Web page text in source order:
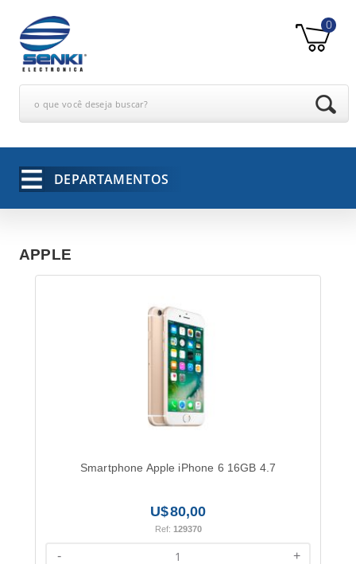
o que você deseja buscar?
0
DEPARTAMENTOS
APPLE
Smartphone Apple iPhone 6 16GB 4.7
80,00
Ref: 129370
+
-